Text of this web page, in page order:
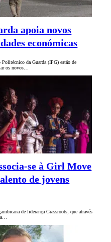
apoia novos
económicas
da Guarda (IPG) estão de
os novos…
se à Girl Move
de jovens
de liderança Grassroots, que através
a…